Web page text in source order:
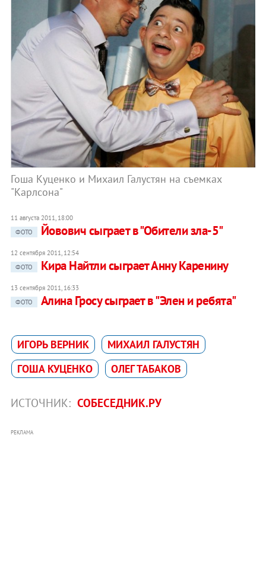
Гоша Куценко и Михаил Галустян на съемках
"Карлсона"
11 августа 2011, 18:00
ФОТО
Йовович сыграет в "Обители зла-5"
12 сентября 2011, 12:54
ФОТО
Кира Найтли сыграет Анну Каренину
13 сентября 2011, 16:33
ФОТО
Алина Гросу сыграет в "Элен и ребята"
ИГОРЬ ВЕРНИК
МИХАИЛ ГАЛУСТЯН
ГОША КУЦЕНКО
ОЛЕГ ТАБАКОВ
ИСТОЧНИК: СОБЕСЕДНИК.РУ
РЕКЛАМА